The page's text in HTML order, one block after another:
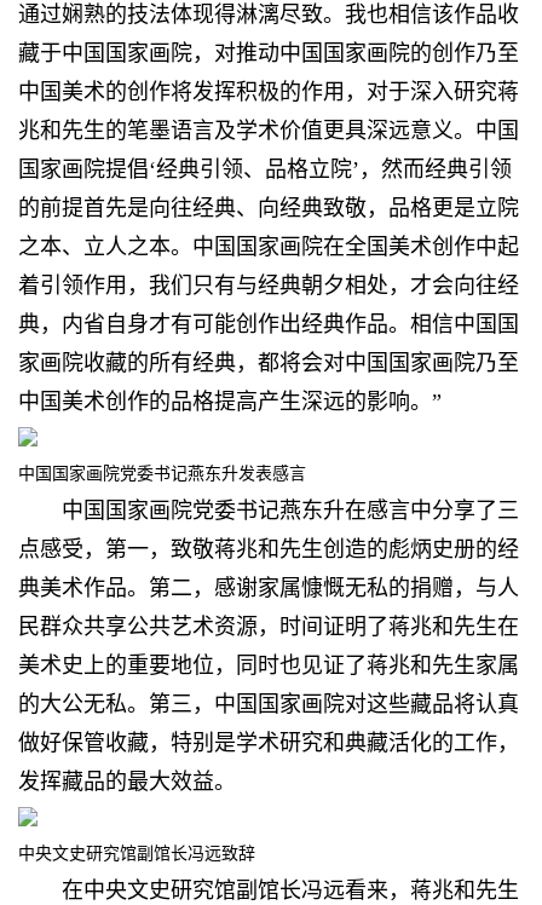
通过娴熟的技法体现得淋漓尽致。我也相信该作品收
藏于中国国家画院，对推动中国国家画院的创作乃至
中国美术的创作将发挥积极的作用，对于深入研究蒋
兆和先生的笔墨语言及学术价值更具深远意义。中国
国家画院提倡‘经典引领、品格立院’，然而经典引领
的前提首先是向往经典、向经典致敬，品格更是立院
之本、立人之本。中国国家画院在全国美术创作中起
着引领作用，我们只有与经典朝夕相处，才会向往经
典，内省自身才有可能创作出经典作品。相信中国国
家画院收藏的所有经典，都将会对中国国家画院乃至
中国美术创作的品格提高产生深远的影响。”
中国国家画院党委书记燕东升发表感言
中国国家画院党委书记燕东升在感言中分享了三
点感受，第一，致敬蒋兆和先生创造的彪炳史册的经
典美术作品。第二，感谢家属慷慨无私的捐赠，与人
民群众共享公共艺术资源，时间证明了蒋兆和先生在
美术史上的重要地位，同时也见证了蒋兆和先生家属
的大公无私。第三，中国国家画院对这些藏品将认真
做好保管收藏，特别是学术研究和典藏活化的工作，
发挥藏品的最大效益。
中央文史研究馆副馆长冯远致辞
在中央文史研究馆副馆长冯远看来，蒋兆和先生